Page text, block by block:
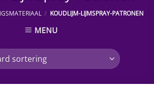
/ KOUDLIJM-LIJMSPRAY-PATRONEN
MENU